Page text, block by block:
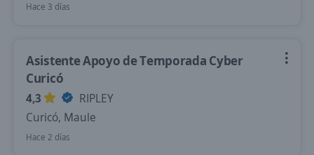
Hace 3 días
Asistente Apoyo de Temporada Cyber
Curicó
4,3
RIPLEY
Curicó, Maule
Hace 2 días